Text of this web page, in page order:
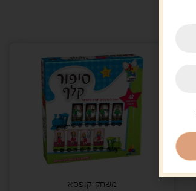
משחקי קופסא